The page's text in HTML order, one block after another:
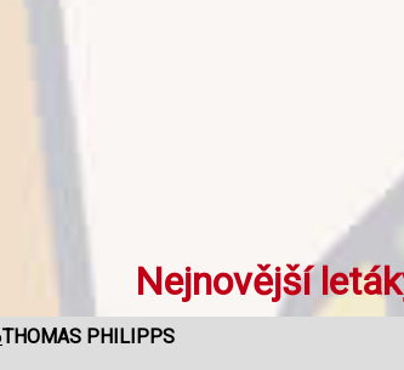
Nejnovější
THOMAS PHILIPPS